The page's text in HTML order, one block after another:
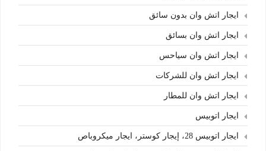
ايجار اتش وان بدون سائق
ايجار اتش وان بسائق
ايجار اتش وان سياحس
ايجار اتش وان للشركات
ايجار اتش وان للمطار
ايجار اتوبيس
ايجار اتوبيس 28، إيجار كوستر، ايجار ميكروباص